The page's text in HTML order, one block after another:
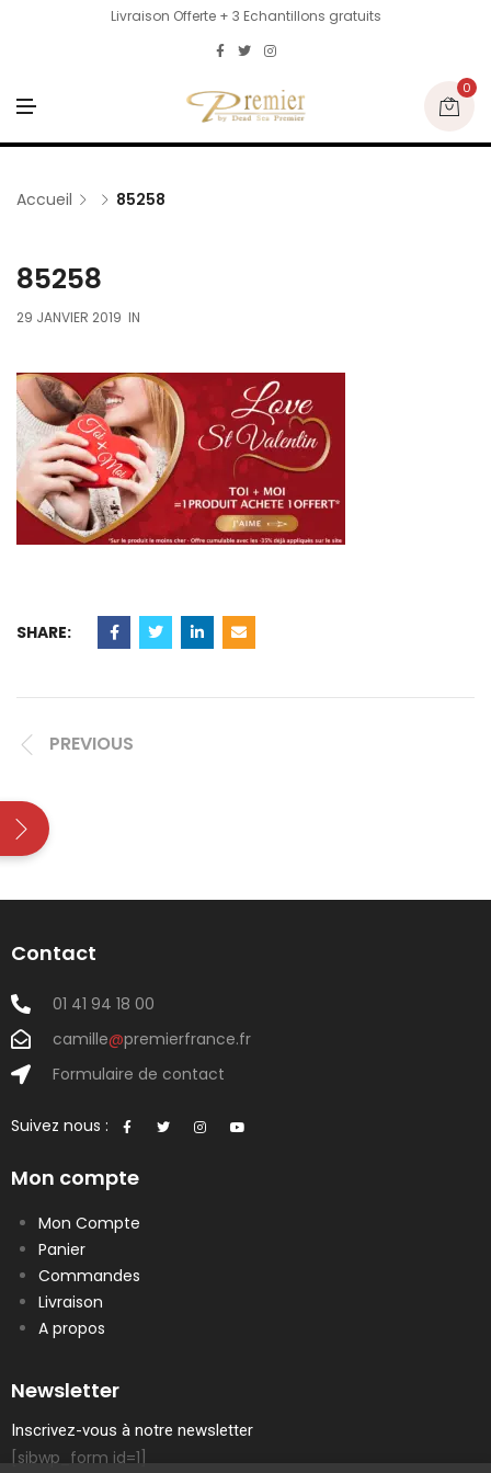
Livraison Offerte + 3 Echantillons gratuits
N
U
0
Accueil 85258
85258
29 JANVIER 2019 IN
SHARE:
PREVIOUS
Contact
01 41 94 18 00
camille@premierfrance.fr
Formulaire de contact
Suivez nous :
Mon compte
Mon Compte
Panier
Commandes
Livraison
A propos
Newsletter
Inscrivez-vous à notre newsletter
[sibwp_form id=1]